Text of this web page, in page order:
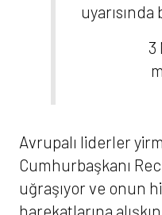
3
Avrupalı liderler
Cumhurbaşkanı
uğraşıyor ve onun
harekatlarına